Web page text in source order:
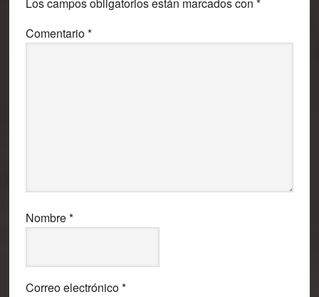
lectores
Los campos obligatorios están marcados con *
Comentario*
Nombre*
Correo electrónico*